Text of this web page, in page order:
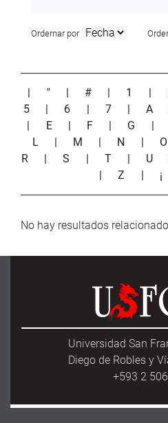
Ordernar por
| " | # | 1 |
5
| 6 | 7 |A
| E | F | G |
L
| M | N | O
R
|S | T | U
|Z | ¡
No hay resultados
Universidad San
Diego de Robles y
+593 2